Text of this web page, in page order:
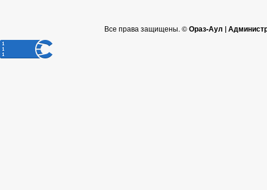
Все права защищены. ©Ораз-Аул |